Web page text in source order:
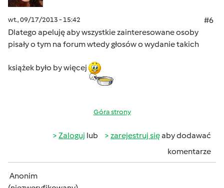
wt., 09/17/2013 - 15:42
#6
Dlatego apeluję aby wszystkie zainteresowane osoby
pisały o tym na forum wtedy głosów o wydanie takich
książek było by więcej
Góra strony
Zaloguj lub zarejestruj sięaby dodawać
komentarze
Anonim